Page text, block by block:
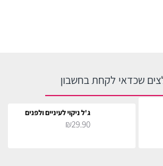
שכדאי לקחת בחשבון
ג'ל ניקוי לעיניים ולפנים
₪29.90